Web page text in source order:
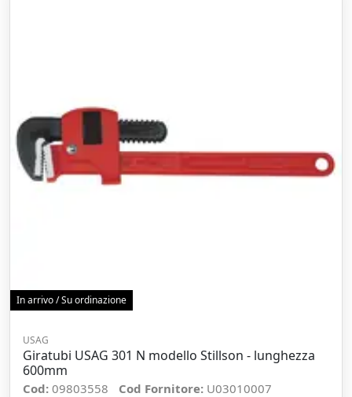
In arrivo / Su ordinazione
USAG
Giratubi USAG 301 N modello Stillson - lunghezza
600mm
Cod: 09803558 Cod Fornitore: U03010007